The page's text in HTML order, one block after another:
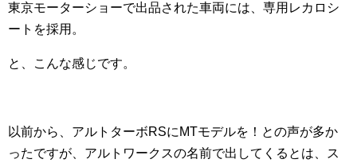
東京モーターショーで出品された車両には、専用レカロシ
ートを採用。
と、こんな感じです。
以前から、アルトターボRSにMTモデルを！との声が多か
ったですが、アルトワークスの名前で出してくるとは、ス